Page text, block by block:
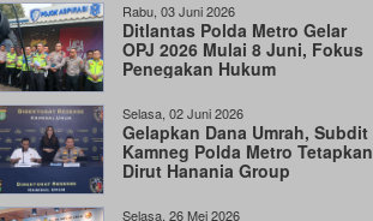
Rabu, 03 Juni 2026
Ditlantas Polda Metro Gelar
OPJ 2026 Mulai 8 Juni, Fokus
Penegakan Hukum
Selasa, 02 Juni 2026
Gelapkan Dana Umrah, Subdit
Kamneg Polda Metro Tetapkan
Dirut Hanania Group
Selasa, 26 Mei 2026